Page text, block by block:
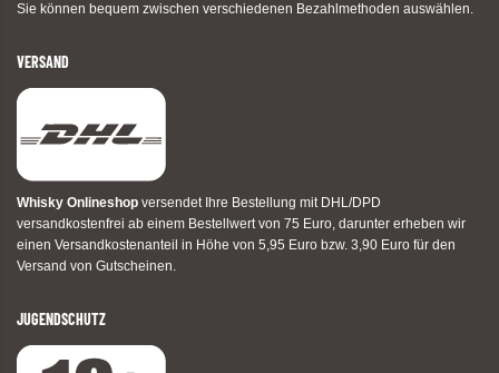
Sie können bequem zwischen verschiedenen Bezahlmethoden auswählen.
VERSAND
Whisky Onlineshop versendet Ihre Bestellung mit DHL/DPD
versandkostenfrei ab einem Bestellwert von 75 Euro, darunter erheben wir
einen Versandkostenanteil in Höhe von 5,95 Euro bzw. 3,90 Euro für den
Versand von Gutscheinen.
JUGENDSCHUTZ